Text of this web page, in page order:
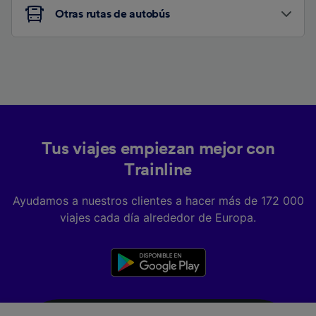
Otras rutas de autobús
Tus viajes empiezan mejor con
Trainline
Ayudamos a nuestros clientes a hacer más de 172 000
viajes cada día alrededor de Europa.